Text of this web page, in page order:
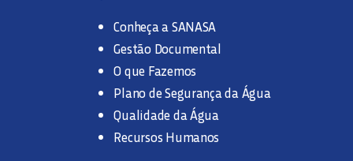
Conheça a SANASA
Gestão Documental
O que Fazemos
Plano de Segurança da Água
Qualidade da Água
Recursos Humanos